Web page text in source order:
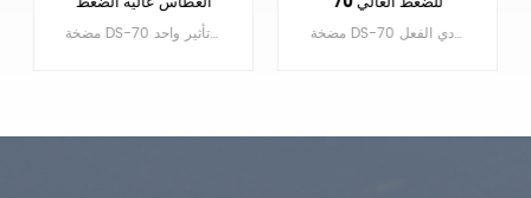
للنفث
مضخة DS-70 عبارة عن مضخة مكبس ترددي ثلاثية المفعول ذات تأثير واحد. مضخة DS-70 هي مضخة ذات مكبس ترددي ثلاثي أحادي الفعل.